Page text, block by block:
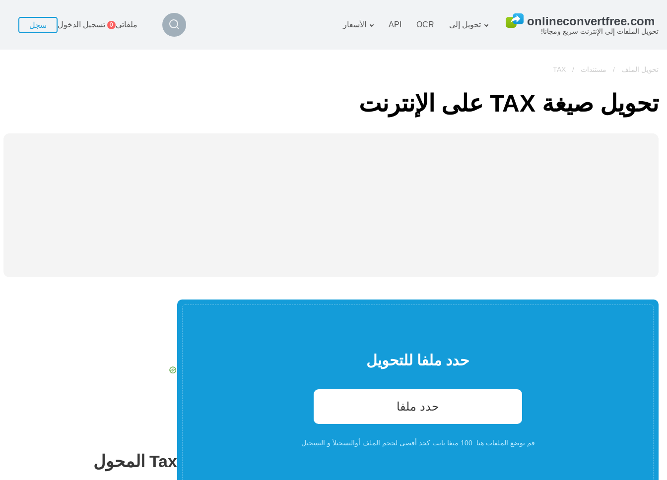
تحويل الملفات إلى الإنترنت سريع ومجانا!
تحويل إلى
كتب المحول
OCR
API الأسعار ملفاتي 0 تسجيل الدخول سجل
تحويل الملف / مستندات /
TAX
تحويل صيغة TAX على الإنترنت
حدد ملفا للتحويل
حدد ملفا
قم بوضع الملفات هنا. 100 ميغا بايت كحد أقصى لحجم الملف أوالتسجيلأ و التسجيل
Tax المحول